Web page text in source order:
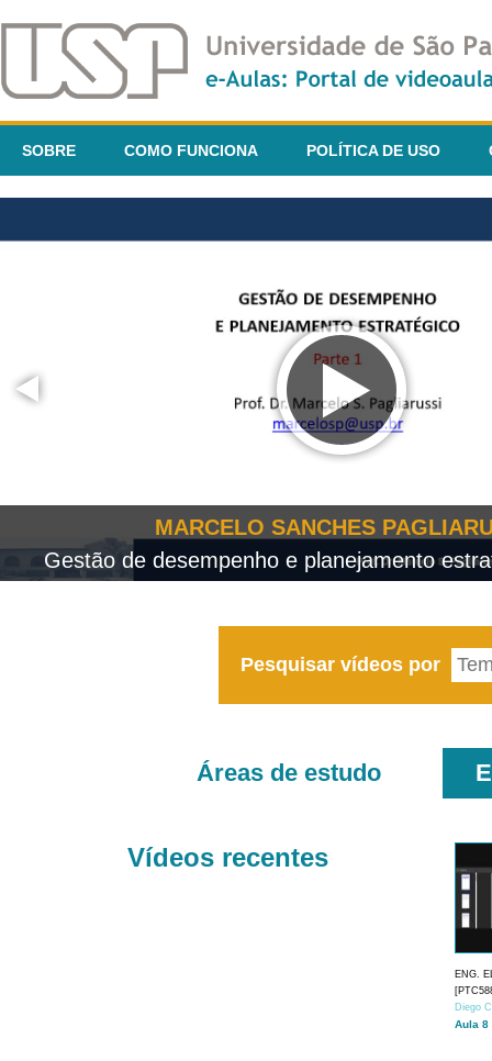
SOBRE COMO FUNCIONA POLÍTICA DE USO
MARCELO SANCHES
Gestão de desempenho e planejamento
Pesquisar vídeos por
Áreas de estudo
Vídeos recentes
ENG.
Diego
Aula 8